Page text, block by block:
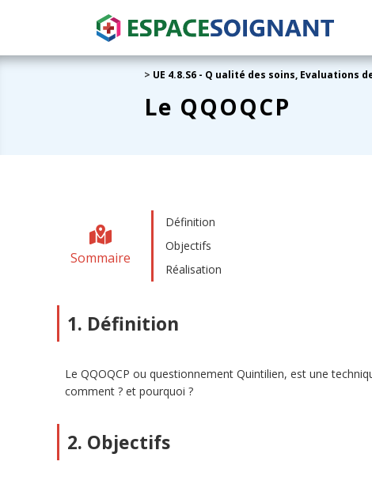
> UE 4.8.S6 - Q ualité des soins, Evaluations
Le QQOQCP
Sommaire
Définition
Objectifs
Réalisation
1. Définition
Le QQOQCP ou questionnement Quintilien, est une
comment ? et pourquoi ?
2. Objectifs